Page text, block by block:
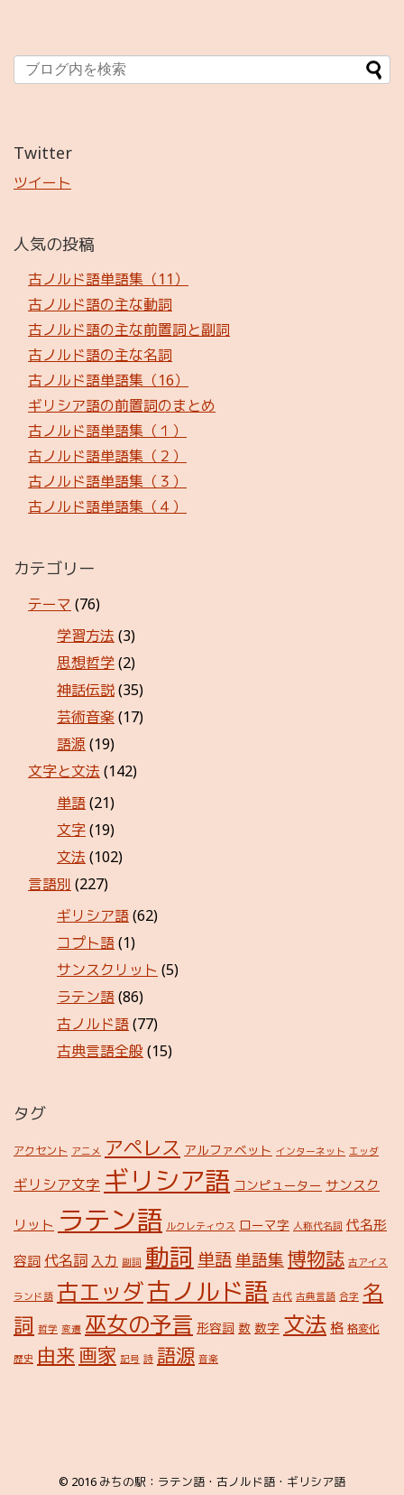
Twitter
ツイート
人気の投稿
古ノルド語単語集（11）
古ノルド語の主な動詞
古ノルド語の主な前置詞と副詞
古ノルド語の主な名詞
古ノルド語単語集（16）
ギリシア語の前置詞のまとめ
古ノルド語単語集（１）
古ノルド語単語集（２）
古ノルド語単語集（３）
古ノルド語単語集（４）
カテゴリー
テーマ (76)
学習方法 (3)
思想哲学(2)
神話伝説(35)
芸術音楽 (17)
語源 (19)
文字と文法 (142)
単語(21)
文字(19)
文法 (102)
言語別 (227)
ギリシア語(62)
コプト語(1)
サンスクリット (5)
ラテン語(86)
古ノルド語(77)
古典言語全般 (15)
タグ
アクセント アニメ アペレス アルファベット インターネット エッダ
ギリシア文字 ギリシア語 コンピューター サンスク
リット ラテン語 ルクレティウス ローマ字 人称代名詞 代名形
容詞 代名詞 入力 副詞 動詞 単語単語集 博物誌 古アイス
ランド語 古エッダ古ノルド語 古代 古典言語 合字 名
詞 哲学 変遷 巫女の予言 形容詞 数 数字 文法 格 格変化
歴史 由来画家 記号 詩 語源 音楽
© 2016 みちの駅：ラテン語・古ノルド語・ギリシア語